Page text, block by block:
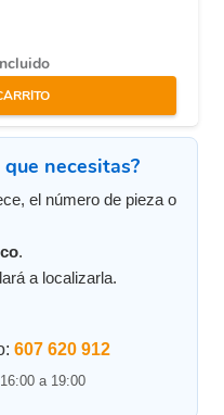
necesitas?
el número de pieza o
.
a localizarla.
607 620 912
a 19:00